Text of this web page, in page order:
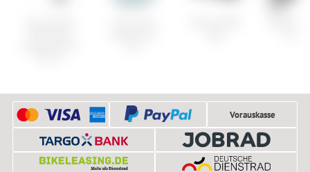
Vorauskasse